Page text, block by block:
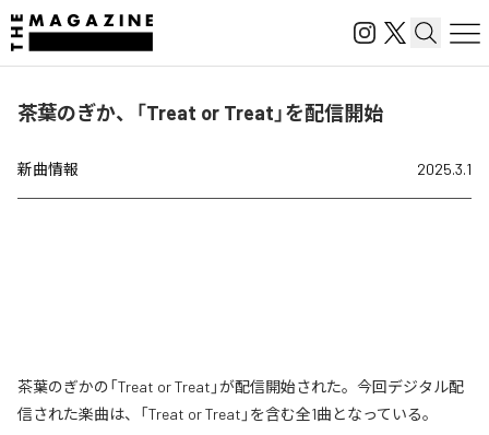
茶葉のぎか、「Treat or Treat」を配信開始
新曲情報 2025.3.1
茶葉のぎかの「Treat or Treat」が配信開始された。今回デジタル配
信された楽曲は、「Treat or Treat」を含む全1曲となっている。